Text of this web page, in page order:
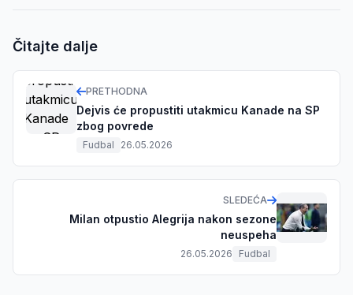
Čitajte dalje
PRETHODNA
Dejvis će propustiti utakmicu Kanade na SP
zbog povrede
Fudbal 26.05.2026
SLEDEĆA
Milan otpustio Alegrija nakon sezone
neuspeha
26.05.2026 Fudbal